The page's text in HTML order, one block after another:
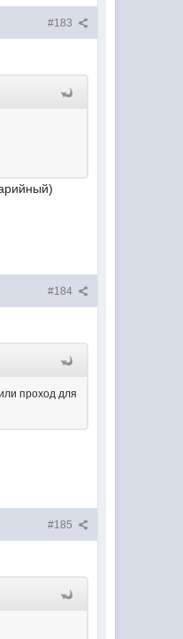
#183
#184
проход для
#185